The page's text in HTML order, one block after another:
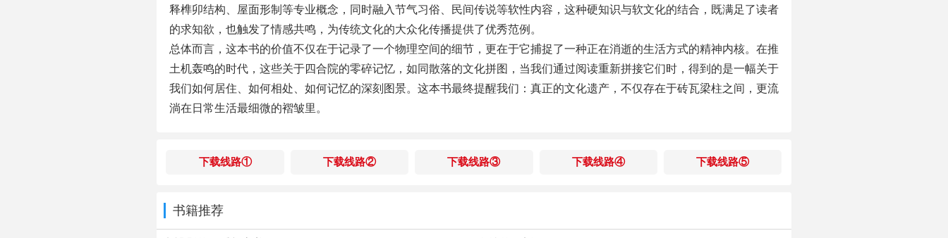
释榫卯结构、屋面形制等专业概念，同时融入节气习俗、民间传说等软性内容，这种硬知识与软文化的结合，既满足了读者
的求知欲，也触发了情感共鸣，为传统文化的大众化传播提供了优秀范例。
总体而言，这本书的价值不仅在于记录了一个物理空间的细节，更在于它捕捉了一种正在消逝的生活方式的精神内核。在推
土机轰鸣的时代，这些关于四合院的零碎记忆，如同散落的文化拼图，当我们通过阅读重新拼接它们时，得到的是一幅关于
我们如何居住、如何相处、如何记忆的深刻图景。这本书最终提醒我们：真正的文化遗产，不仅存在于砖瓦梁柱之间，更流
淌在日常生活最细微的褶皱里。
下载线路① 下载线路② 下载线路③ 下载线路④ 下载线路⑤
书籍推荐